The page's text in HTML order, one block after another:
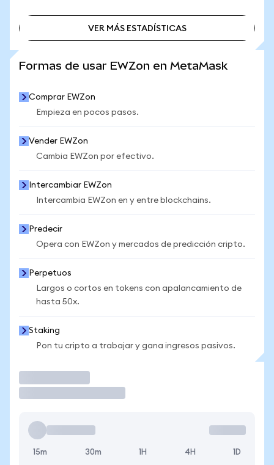
VER MÁS ESTADÍSTICAS
Formas de usar EWZon en MetaMask
Comprar EWZon
Empieza en pocos pasos.
Vender EWZon
Cambia EWZon por efectivo.
Intercambiar EWZon
Intercambia EWZon en y entre blockchains.
Predecir
Opera con EWZon y mercados de predicción cripto.
Perpetuos
Largos o cortos en tokens con apalancamiento de
hasta 50x.
Staking
Pon tu cripto a trabajar y gana ingresos pasivos.
15m 30m 1H 4H 1D